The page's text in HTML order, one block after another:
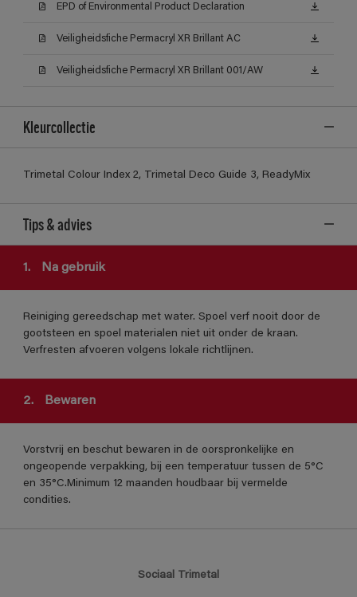
EPD of Environmental Product Declaration
Veiligheidsfiche Permacryl XR Brillant AC
Veiligheidsfiche Permacryl XR Brillant 001/AW
Kleurcollectie
Trimetal Colour Index 2, Trimetal Deco Guide 3, ReadyMix
Tips & advies
1. Na gebruik
Reiniging gereedschap met water. Spoel verf nooit door de
gootsteen en spoel materialen niet uit onder de kraan.
Verfresten afvoeren volgens lokale richtlijnen.
2. Bewaren
Vorstvrij en beschut bewaren in de oorspronkelijke en
ongeopende verpakking, bij een temperatuur tussen de 5°C
en 35°C.Minimum 12 maanden houdbaar bij vermelde
condities.
Sociaal Trimetal